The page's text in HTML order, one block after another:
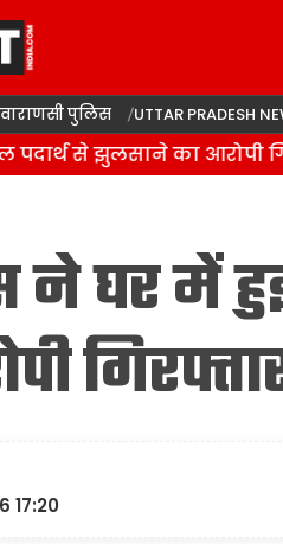
वाराणसी पुलिस UTTAR PRADESH
से झुलसाने का आरोपी
ने घर में
17:20